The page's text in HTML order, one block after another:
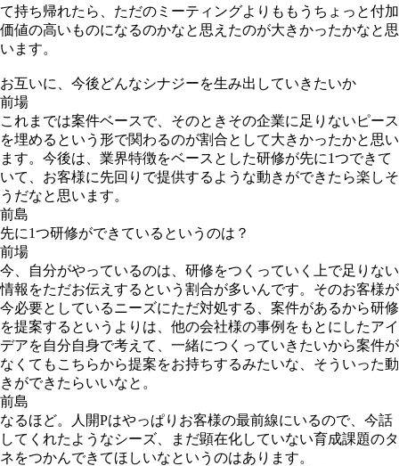
て持ち帰れたら、ただのミーティングよりももうちょっと付加
価値の高いものになるのかなと思えたのが大きかったかなと思
います。
お互いに、今後どんなシナジーを生み出していきたいか
前場
これまでは案件ベースで、そのときその企業に足りないピース
を埋めるという形で関わるのが割合として大きかったかと思い
ます。今後は、業界特徴をベースとした研修が先に1つできて
いて、お客様に先回りで提供するような動きができたら楽しそ
うだなと思います。
前島
先に1つ研修ができているというのは？
前場
今、自分がやっているのは、研修をつくっていく上で足りない
情報をただお伝えするという割合が多いんです。そのお客様が
今必要としているニーズにただ対処する、案件があるから研修
を提案するというよりは、他の会社様の事例をもとにしたアイ
デアを自分自身で考えて、一緒につくっていきたいから案件が
なくてもこちらから提案をお持ちするみたいな、そういった動
きができたらいいなと。
前島
なるほど。人開Pはやっぱりお客様の最前線にいるので、今話
してくれたようなシーズ、まだ顕在化していない育成課題のタ
ネをつかんできてほしいなというのはあります。